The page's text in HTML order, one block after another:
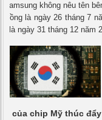
Samsung không nêu tên
đồng là ngày 26 tháng 7
là ngày 31 tháng 12 năm
của chip Mỹ thúc